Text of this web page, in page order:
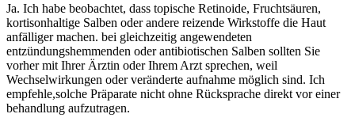
Ja. Ich ‍habe beobachtet, ‌dass topische Retinoide,⁤ Fruchtsäuren,
kortisonhaltige Salben oder andere reizende​ Wirkstoffe die Haut
anfälliger machen. bei gleichzeitig angewendeten
⁤entzündungshemmenden oder antibiotischen‌ Salben sollten Sie
vorher⁤ mit Ihrer‍ Ärztin ⁣oder Ihrem Arzt sprechen, weil
Wechselwirkungen oder veränderte aufnahme ‍möglich sind. ⁣Ich‍
empfehle,solche⁣ Präparate nicht ohne Rücksprache direkt vor ‌einer​
behandlung aufzutragen.